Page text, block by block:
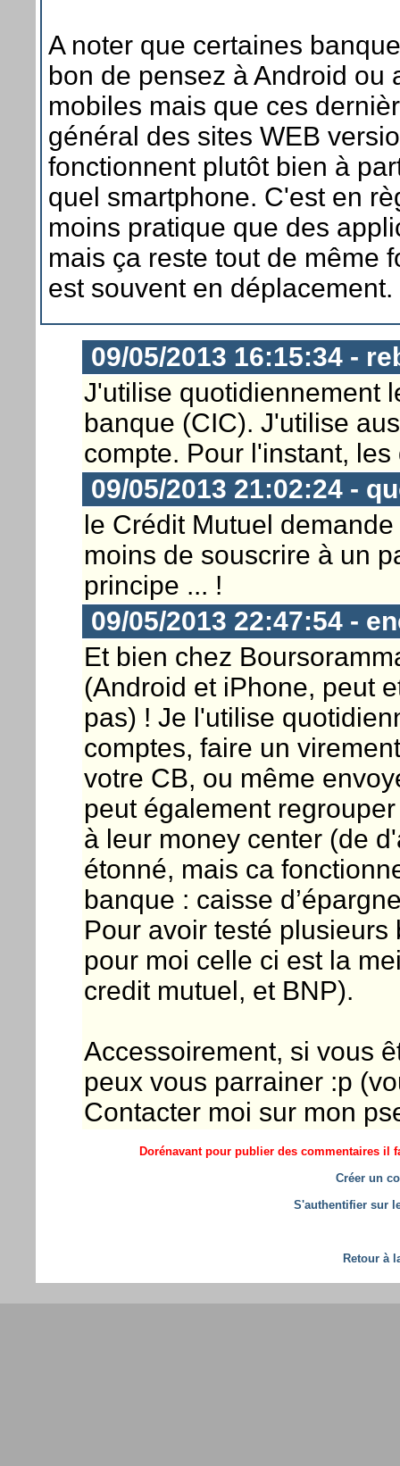
A noter que certaines
bon de pensez à Android ou
mobiles mais que ces
général des sites WEB
fonctionnent plutôt bien à
quel smartphone. C'est en
moins pratique que des
mais ça reste tout de même
est souvent en déplacement.
09/05/2013 16:15:34 -
J'utilise quotidiennement
banque (CIC). J'utilise
compte. Pour l'instant,
09/05/2013 21:02:24 -
le Crédit Mutuel
moins de souscrire à un
principe ... !
09/05/2013 22:47:54 -
Et bien chez
(Android et iPhone, peut
pas) ! Je l'utilise
comptes, faire un
votre CB, ou même
peut également
à leur money center (de
étonné, mais ca
banque : caisse
Pour avoir testé
pour moi celle ci est la
credit mutuel, et BNP).
Accessoirement, si vous
peux vous parrainer :p
Contacter moi sur mon
Dorénavant pour publier des commentaires il
Créer un
S'authentifier sur
Retour à